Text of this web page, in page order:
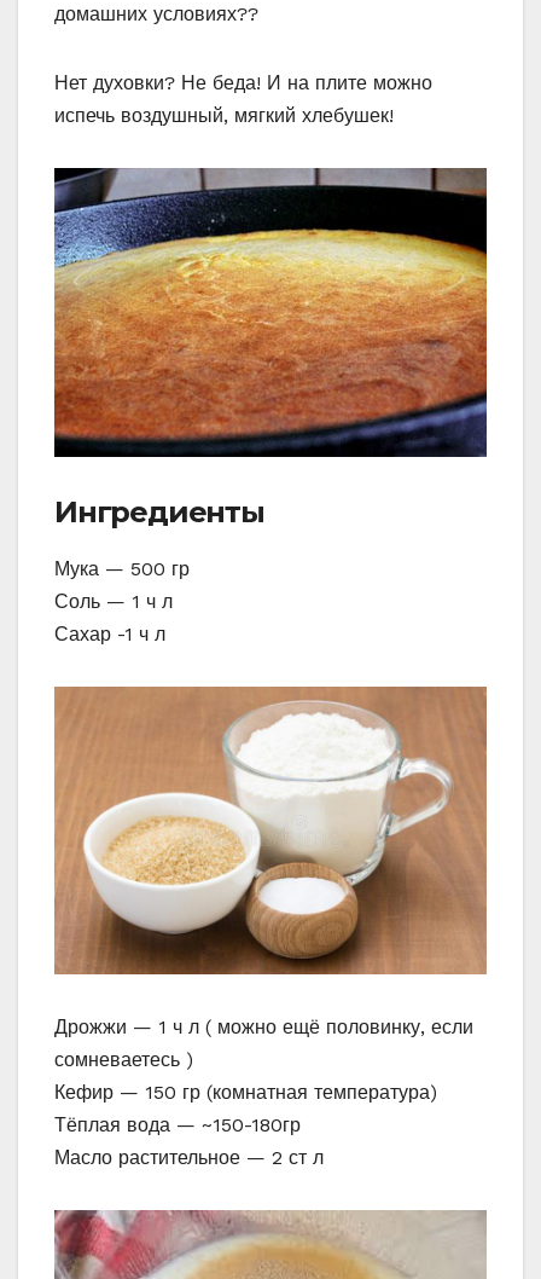
домашних условиях??
Нет духовки? Не беда! И на плите можно
испечь воздушный, мягкий хлебушек!
Ингредиенты
Мука — 500 гр
Соль — 1 ч л
Сахар -1 ч л
Дрожжи — 1 ч л ( можно ещё половинку, если
сомневаетесь )
Кефир — 150 гр (комнатная температура)
Тёплая вода — ~150-180гр
Масло растительное — 2 ст л